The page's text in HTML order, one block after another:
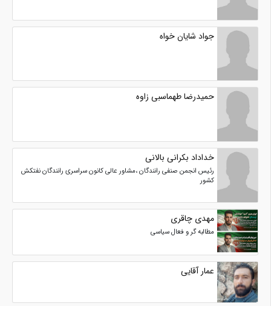
جواد شایان خواه
حمیدرضا طهماسبی زاوه
خداداد بکرانی بالانی
رئیس انجمن صنفی رانندگان ،مشاور عالی کانون سراسری رانندگان نفتکش
کشور
مهدی چاقری
مطالبه گر و فعال سیاسی
عمار آقایی